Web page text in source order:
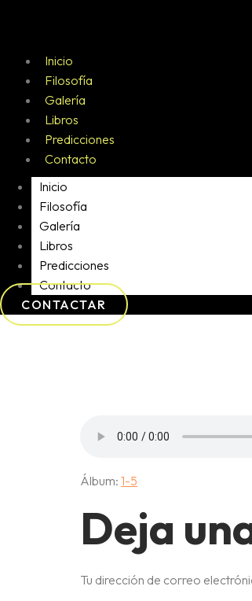
Inicio
Filosofía
Galería
Libros
Predicciones
Contacto
Inicio
Filosofía
Galería
Libros
Predicciones
Contacto
CONTACTAR3-
Álbum: 1-5
Deja
Tu dirección de correo